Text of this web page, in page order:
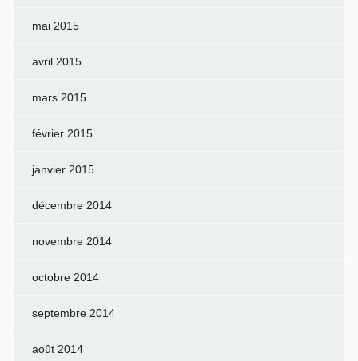
mai 2015
avril 2015
mars 2015
février 2015
janvier 2015
décembre 2014
novembre 2014
octobre 2014
septembre 2014
août 2014